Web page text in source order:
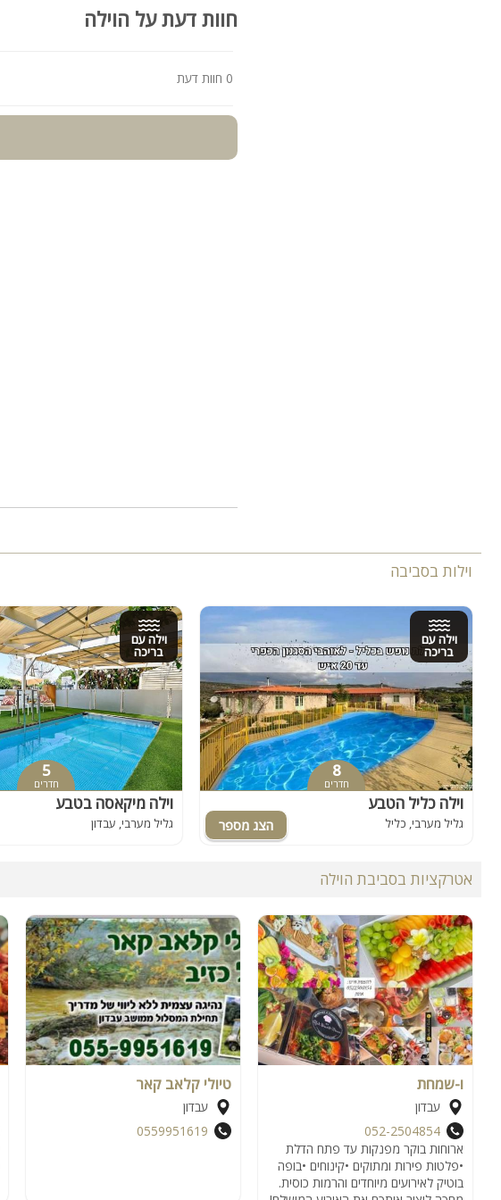
סוגי אירועים:
חוות דעת על הוילה
0 חוות דעת
וילות בסביבה
וילה עם
בריכה
8
חדרים
וילה כליל הטבע
גליל מערבי, כליל
וילה עם
בריכה
5
חדרים
וילה מיקאסה בטבע
גליל מערבי, עבדון
אטרקציות בסביבת הוילה
ו-שמחת
עבדון
052-2504854
ארוחות בוקר מפנקות עד פתח הדלת
•פלטות פירות ומתוקים •קינוחים •בופה
בוטיק לאירועים מיוחדים והרמות כוסית.
טיולי קלאב קאר
עבדון
0559951619